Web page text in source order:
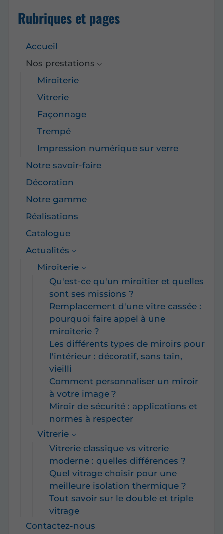
Rubriques et pages
Accueil
Nos prestations
Miroiterie
Vitrerie
Façonnage
Trempé
Impression numérique sur verre
Notre savoir-faire
Décoration
Notre gamme
Réalisations
Catalogue
Actualités
Miroiterie
Qu'est-ce qu'un miroitier et quelles
sont ses missions ?
Remplacement d'une vitre cassée :
pourquoi faire appel à une
miroiterie ?
Les différents types de miroirs pour
l'intérieur : décoratif, sans tain,
vieilli
Comment personnaliser un miroir
à votre image ?
Miroir de sécurité : applications et
normes à respecter
Vitrerie
Vitrerie classique vs vitrerie
moderne : quelles différences ?
Quel vitrage choisir pour une
meilleure isolation thermique ?
Tout savoir sur le double et triple
vitrage
Contactez-nous